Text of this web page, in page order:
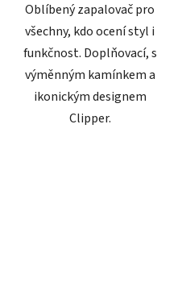
Oblíbený zapalovač pro
všechny, kdo ocení styl i
funkčnost. Doplňovací, s
výměnným kamínkem a
ikonickým designem
Clipper.
Poslat
chaterimo